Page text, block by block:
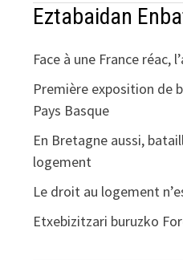
Eztabaidan
Face à une France réac,
Première exposition de
Pays Basque
En Bretagne aussi,
logement
Le droit au logement
Etxebizitzari buruzko